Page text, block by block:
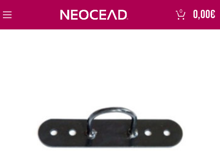
0 0,00€